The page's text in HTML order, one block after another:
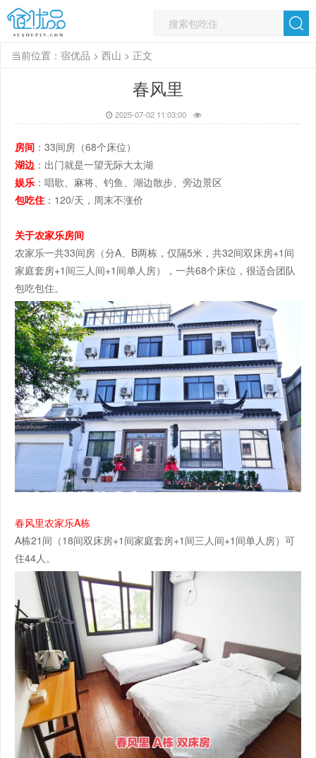
当前位置： 宿优品 > 西山 > 正文
春风里
2025-07-02 11:03:00
房间 ：33间房（68个床位）
湖边 ：出门就是一望无际大太湖
娱乐 ：唱歌、麻将、钓鱼、湖边散步、旁边景区
包吃住 ：120/天，周末不涨价
关于农家乐房间
农家乐一共33间房（分A、B两栋，仅隔5米，共32间双床房+1间
家庭套房+1间三人间+1间单人房），一共68个床位，很适合团队
包吃包住。
春风里农家乐A栋
A栋21间（18间双床房+1间家庭套房+1间三人间+1间单人房）可
住44人。